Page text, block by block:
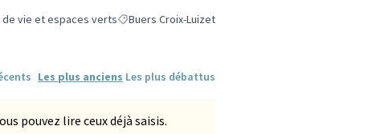
résultats de la catégorie : Cadre de vie et espaces verts
de vie et espaces vertsFiltrer les résultats pour le secteur : Buers Croix-Luizet
Buers Croix-Luizet
Les plus anciens Les plus débattus
pouvez lire ceux déjà saisis.